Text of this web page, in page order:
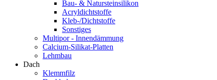
Bau- & Natursteinsilikon
Acryldichtstoffe
Kleb-/Dichtstoffe
Sonstiges
Multipor - Innendämmung
Calcium-Silikat-Platten
Lehmbau
Dach
Klemmfilz